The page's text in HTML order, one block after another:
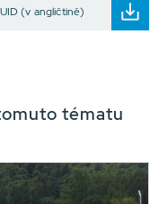
(v angličtině)
tématu